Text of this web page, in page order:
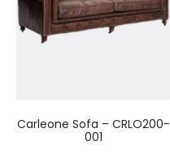
Carleone Sofa – CRLO200-
001